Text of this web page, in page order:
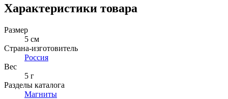
Характеристики товара
Размер
5 см
Страна-изготовитель
Россия
Вес
5 г
Разделы каталога
Магниты